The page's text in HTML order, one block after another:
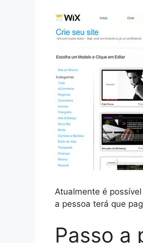
Atualmente é
a pessoa terá que
Passo a